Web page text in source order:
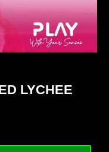
LYCHEE